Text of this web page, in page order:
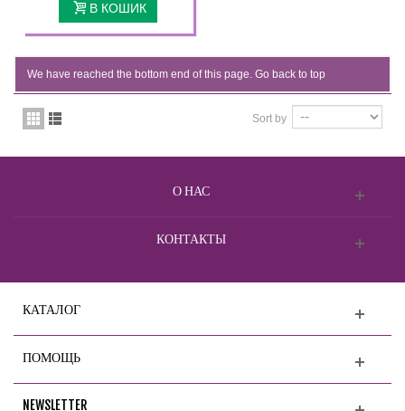
В КОШИК
We have reached the bottom end of this page. Go back to top
Sort by
О НАС
КОНТАКТЫ
КАТАЛОГ
ПОМОЩЬ
NEWSLETTER